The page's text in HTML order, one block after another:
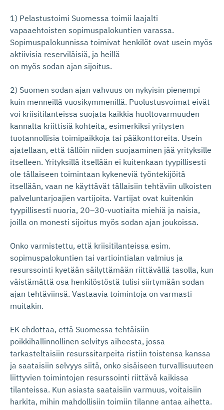
1) Pelastustoimi Suomessa toimii laajalti
vapaaehtoisten sopimuspalokuntien varassa.
Sopimuspalokunnissa toimivat henkilöt ovat usein myös
aktiivisia reserviläisiä, ja heillä
on myös sodan ajan sijoitus.
2) Suomen sodan ajan vahvuus on nykyisin pienempi
kuin menneillä vuosikymmenillä. Puolustusvoimat eivät
voi kriisitilanteissa suojata kaikkia huoltovarmuuden
kannalta kriittisiä kohteita, esimerkiksi yritysten
tuotannollisia toimipaikkoja tai pääkonttoreita. Usein
ajatellaan, että tällöin niiden suojaaminen jää yrityksille
itselleen. Yrityksillä itsellään ei kuitenkaan tyypillisesti
ole tällaiseen toimintaan kykeneviä työntekijöitä
itsellään, vaan ne käyttävät tällaisiin tehtäviin ulkoisten
palveluntarjoajien vartijoita. Vartijat ovat kuitenkin
tyypillisesti nuoria, 20–30-vuotiaita miehiä ja naisia,
joilla on monesti sijoitus myös sodan ajan joukoissa.
Onko varmistettu, että kriisitilanteissa esim.
sopimuspalokuntien tai vartiointialan valmius ja
resurssointi kyetään säilyttämään riittävällä tasolla, kun
väistämättä osa henkilöstöstä tulisi siirtymään sodan
ajan tehtäviinsä. Vastaavia toimintoja on varmasti
muitakin.
EK ehdottaa, että Suomessa tehtäisiin
poikkihallinnollinen selvitys aiheesta, jossa
tarkasteltaisiin resurssitarpeita ristiin toistensa kanssa
ja saataisiin selvyys siitä, onko sisäiseen turvallisuuteen
liittyvien toimintojen resurssointi riittävä kaikissa
tilanteissa. Kun asiasta saataisiin varmuus, voitaisiin
harkita, mihin mahdollisiin toimiin tilanne antaa aihetta.